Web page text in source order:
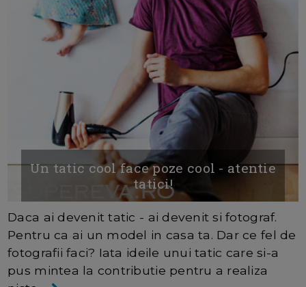
Un tatic cool face poze cool - atentie
tatici!
Daca ai devenit tatic - ai devenit si fotograf.
Pentru ca ai un model in casa ta. Dar ce fel de
fotografii faci? Iata ideile unui tatic care si-a
pus mintea la contributie pentru a realiza